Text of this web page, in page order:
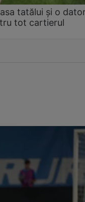
tatălui și o
tot cartierul